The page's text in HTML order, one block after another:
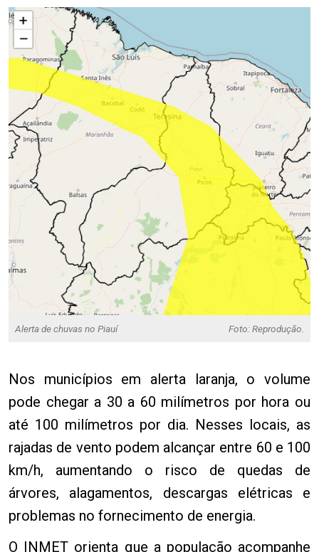
Alerta de chuvas no Piauí Foto: Reprodução.
Nos municípios em alerta laranja, o volume
pode chegar a 30 a 60 milímetros por hora ou
até 100 milímetros por dia. Nesses locais, as
rajadas de vento podem alcançar entre 60 e 100
km/h, aumentando o risco de quedas de
árvores, alagamentos, descargas elétricas e
problemas no fornecimento de energia.
O INMET orienta que a população acompanhe